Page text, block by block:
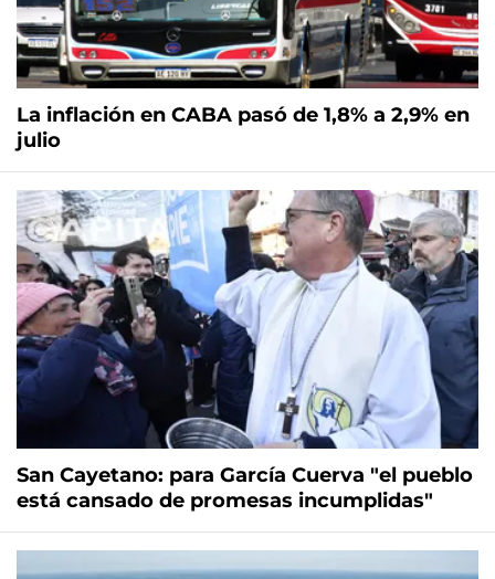
La inflación en CABA pasó de 1,8% a 2,9% en
julio
San Cayetano: para García Cuerva "el pueblo
está cansado de promesas incumplidas"